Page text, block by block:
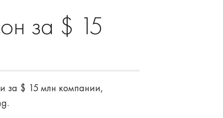
за $ 15
за $ 15 млн компании,